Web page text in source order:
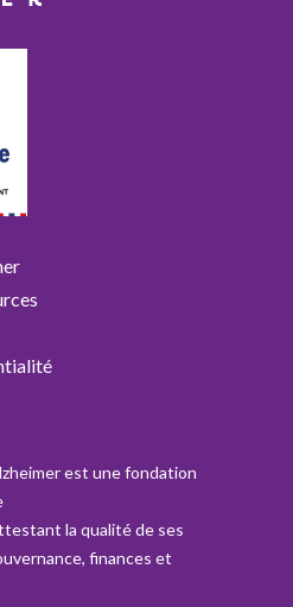
est une fondation
la qualité de ses
finances et